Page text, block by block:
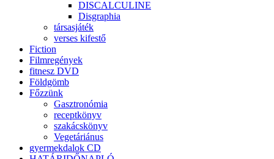
DISCALCULINE
Disgraphia
társasjáték
verses kifestő
Fiction
Filmregények
fitnesz DVD
Földgömb
Főzzünk
Gasztronómia
receptkönyv
szakácskönyv
Vegetáriánus
gyermekdalok CD